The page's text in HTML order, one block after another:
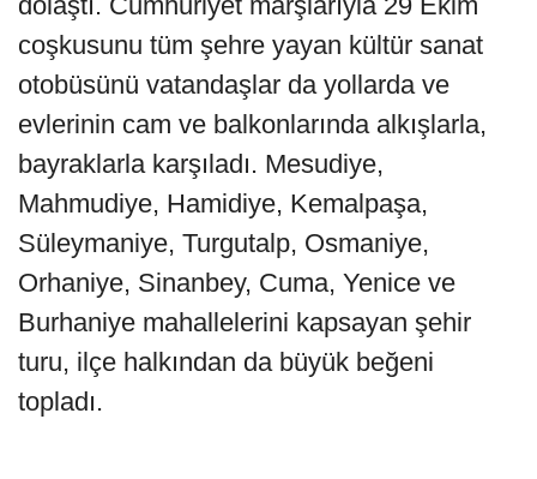
coşkusunu tüm şehre yayan kültür sanat
otobüsünü vatandaşlar da yollarda ve
evlerinin cam ve balkonlarında alkışlarla,
bayraklarla karşıladı. Mesudiye,
Mahmudiye, Hamidiye, Kemalpaşa,
Süleymaniye, Turgutalp, Osmaniye,
Orhaniye, Sinanbey, Cuma, Yenice ve
Burhaniye mahallelerini kapsayan şehir
turu, ilçe halkından da büyük beğeni
topladı.